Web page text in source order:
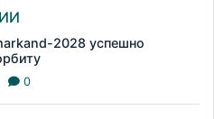
2028 успешно
0